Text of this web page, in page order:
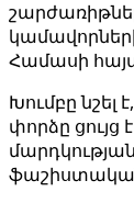
Համասի
Խումբը նշել
փորձը ցույց